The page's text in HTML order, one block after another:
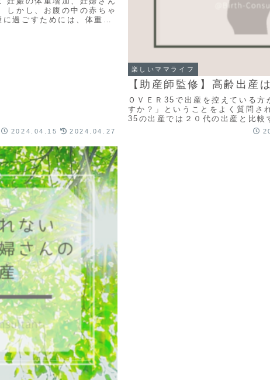
しかし、お腹の中の赤ちゃ
過ごすためには、体重増
2024.04.15 2024.04.27
楽しいママライフ
【助産師監修】高齢出産
ＯＶＥＲ35で出産を控えている方
すか？」ということをよく質問さ
35の出産では２０代の出産と比較
なります。 しかしＯＶＥＲ３５